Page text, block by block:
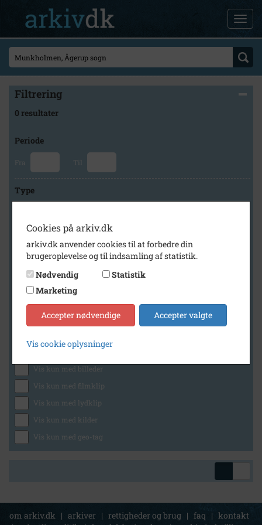
Filtrering
0 resultater
Periode
Fra Til
Type
Arkiv
Holbæk Stadsarkiv
Generelt
Vis kun med billeder
Vis kun med filmklip
Vis kun med lydklip
Vis kun med kilder
Vis kun med geo-tag
om arkiv.dk | arkiver | rettigheder og brug | faq | kontakt
Cookies på arkiv.dk
arkiv.dk anvender cookies til at forbedre din
brugeroplevelse og til indsamling af statistik.
Nødvendig
Statistik
Marketing
Accepter nødvendige Accepter valgte
Vis cookie oplysninger